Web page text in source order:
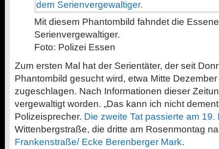
Mit diesem Phantombild fahndet die
Serienvergewaltiger.
Foto: Polizei Essen
Zum ersten Mal hat der Serientäter, der seit
Phantombild gesucht wird, etwa Mitte
zugeschlagen. Nach Informationen dieser
vergewaltigt worden. „Das kann ich nicht
Polizeisprecher. Die zweite Tat passierte am
Wittenbergstraße, die dritte am Rosenmontag
Frankenstraße/ Ecke Berenberger Mark.